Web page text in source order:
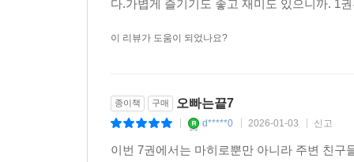
다.가볍게 즐기기도 좋고 재미도 있으니까. 1
이 리뷰가 도움이 되었나요?
종이책 구매 오빠는끝7
d*****0 2026-01-03 신고
이번 7권에서는 마히로뿐만 아니라 주변 친